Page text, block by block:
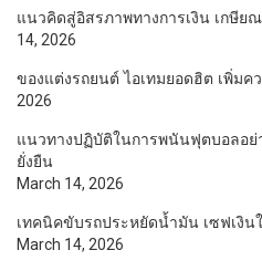
แนวคิดสู่อิสรภาพทางการเงิน เกษีย
14, 2026
ของแต่งรถยนต์ ไอเทมยอดฮิต เพิ่ม
2026
แนวทางปฏิบัติในการพนันฟุตบอลอย่
ยั่งยืน
March 14, 2026
เทคนิคขับรถประหยัดน้ำมัน เซฟเงิน
March 14, 2026